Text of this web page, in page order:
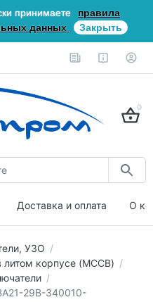
принимаете
правила
данных
Закрыть
0
Доставка и оплата О
УЗО
корпусе (MCCB)
29В-340010-